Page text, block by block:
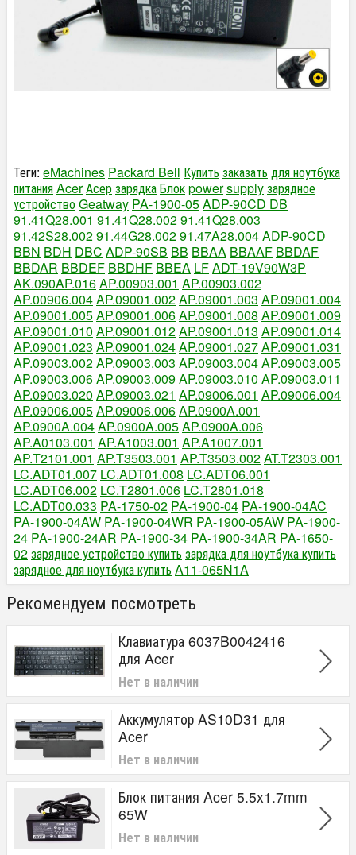
Теги: eMachines Packard Bell Купить заказать для ноутбука
питанияAcerАсерзарядкаБлокpowersupplyзарядное
устройствоGeatway PA-1900-05ADP-90CD DB
91.41Q28.001 91.41Q28.00291.41Q28.003
91.42S28.00291.44G28.00291.47A28.004ADP-90CD
BBN BDH DBC ADP-90SB BB BBAA BBAAF BBDAF
BBDAR BBDEF BBDHF BBEA LFADT-19V90W3P
AK.090AP.016AP.00903.001 AP.00903.002
AP.00906.004AP.09001.002AP.09001.003 AP.09001.004
AP.09001.005AP.09001.006AP.09001.008 AP.09001.009
AP.09001.010 AP.09001.012AP.09001.013 AP.09001.014
AP.09001.023 AP.09001.024AP.09001.027AP.09001.031
AP.09003.002AP.09003.003 AP.09003.004AP.09003.005
AP.09003.006AP.09003.009AP.09003.010 AP.09003.011
AP.09003.020 AP.09003.021 AP.09006.001 AP.09006.004
AP.09006.005AP.09006.006AP.0900A.001
AP.0900A.004AP.0900A.005AP.0900A.006
AP.A0103.001 AP.A1003.001 AP.A1007.001
AP.T2101.001 AP.T3503.001 AP.T3503.002AT.T2303.001
LC.ADT01.007 LC.ADT01.008 LC.ADT06.001
LC.ADT06.002 LC.T2801.006 LC.T2801.018
LC.ADT00.033 PA-1750-02 PA-1900-04 PA-1900-04AC
PA-1900-04AW PA-1900-04WR PA-1900-05AW PA-1900-
24 PA-1900-24AR PA-1900-34 PA-1900-34AR PA-1650-
02зарядное устройство купить зарядка для ноутбука купить
зарядное для ноутбука купить A11-065N1A
Рекомендуем посмотреть
Клавиатура 6037B0042416
для Acer
Нет в наличии
Аккумулятор AS10D31 для
Acer
Нет в наличии
Блок питания Acer 5.5x1.7mm
65W
Нет в наличии